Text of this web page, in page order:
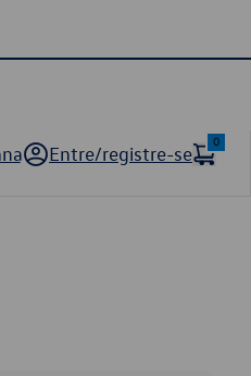
Entre/registre-se
0